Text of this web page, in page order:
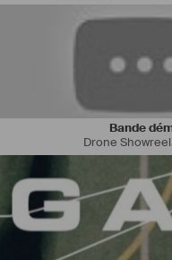
Bande
Drone Showreel
dans les hauts